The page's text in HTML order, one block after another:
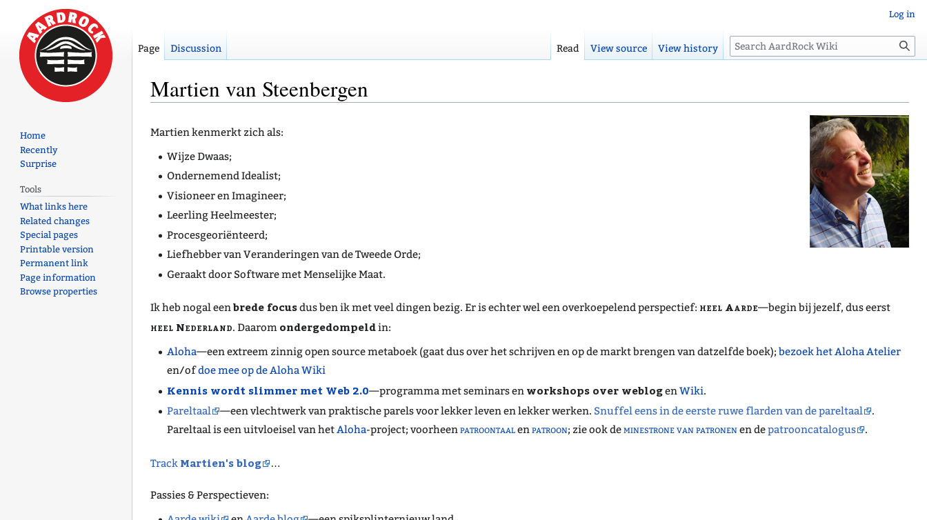
Martien van Steenbergen
to
navigation
to
search
Martien kenmerkt zich als:
Wijze Dwaas;
Ondernemend Idealist;
Visioneer en Imagineer;
Leerling Heelmeester;
Procesgeoriënteerd;
Liefhebber van Veranderingen van de Tweede Orde;
Geraakt door Software met Menselijke Maat.
Ik heb nogal eenbrede focusdus ben ik met veel dingen bezig. Er is echter wel een overkoepelend perspectief: heel Aarde—begin bij jezelf, dus eerst
heel Nederland. Daarom ondergedompeldin:
Aloha—een extreem zinnig open source metaboek (gaat dus over het schrijven en op de markt brengen van datzelfde boek); bezoek het Aloha Atelier
en/ofdoe mee op de Aloha Wiki
Kennis wordt slimmer met Web 2.0—programma met seminars en workshops over weblogenWiki.
Pareltaal
—een vlechtwerk van praktische parels voor lekker leven en lekker werken. Snuffel eens in de eerste ruwe flarden van de pareltaal
.
Pareltaal is een uitvloeisel van hetAloha-project; voorheenpatroontaalenpatroon; zie ook deminestrone van patronenen depatrooncatalogus .
Track Martien's blog …
Passies & Perspectieven:
Log in
Page Discussion Read View source View history Search
Home
Recently
Surprise
Tools
What links here
Related changes
Special pages
Printable version
Permanent link
Page information
Browse properties